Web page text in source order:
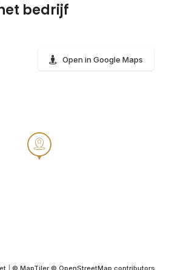
bedrijf
© MapTiler © OpenStreetMap contributors
Open in Google Maps